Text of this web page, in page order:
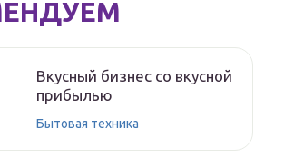
Вкусный бизнес со вкусной
прибылью
Бытовая техника